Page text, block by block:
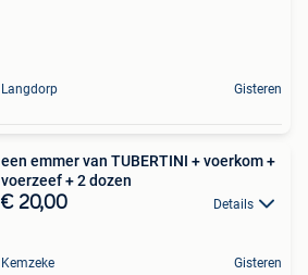
Langdorp Gisteren
een emmer van TUBERTINI + voerkom +
voerzeef + 2 dozen
€ 20,00 Details
Kemzeke Gisteren